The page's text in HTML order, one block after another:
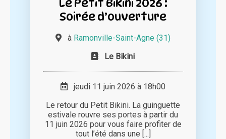
Soirée d’ouverture
à Ramonville-Saint-Agne (31)
Le Bikini
jeudi 11 juin 2026 à 18h00
Le retour du Petit Bikini. La guinguette
estivale rouvre ses portes à partir du
11 juin 2026 pour vous faire profiter de
tout l’été dans une [...]